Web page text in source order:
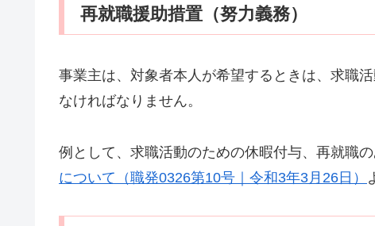
再就職援助措置（努力義務）
事業主は、対象者本人が希望するときは、求職
なければなりません。
例として、求職活動のための休暇付与、再就職
について（職発0326第10号｜令和3年3月26日）